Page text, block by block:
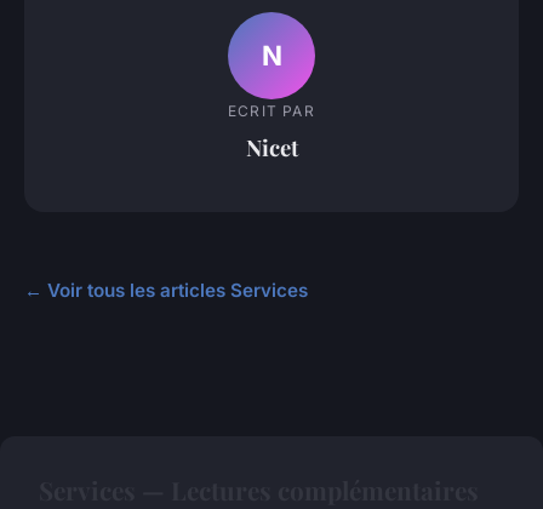
N
ECRIT PAR
Nicet
← Voir tous les articles Services